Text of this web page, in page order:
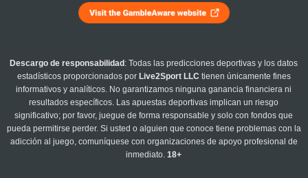
Descargo de responsabilidad : Todas las predicciones deportivas y los datos
estadísticos proporcionados por Live2Sport LLC tienen únicamente fines
informativos y analíticos. No garantizamos ninguna ganancia financiera ni
resultados específicos. Las apuestas deportivas implican un riesgo
significativo; por favor, juegue de forma responsable y solo con fondos que
pueda permitirse perder. Si usted o alguien que conoce tiene problemas con la
adicción al juego, comuníquese con organizaciones de apoyo profesional de
inmediato.18+